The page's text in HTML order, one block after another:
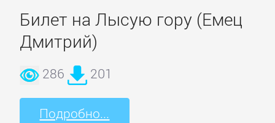
Билет на Лысую гору (Емец
Дмитрий)
286 201
Подробно...
Интернет
Компьютерное
Железо